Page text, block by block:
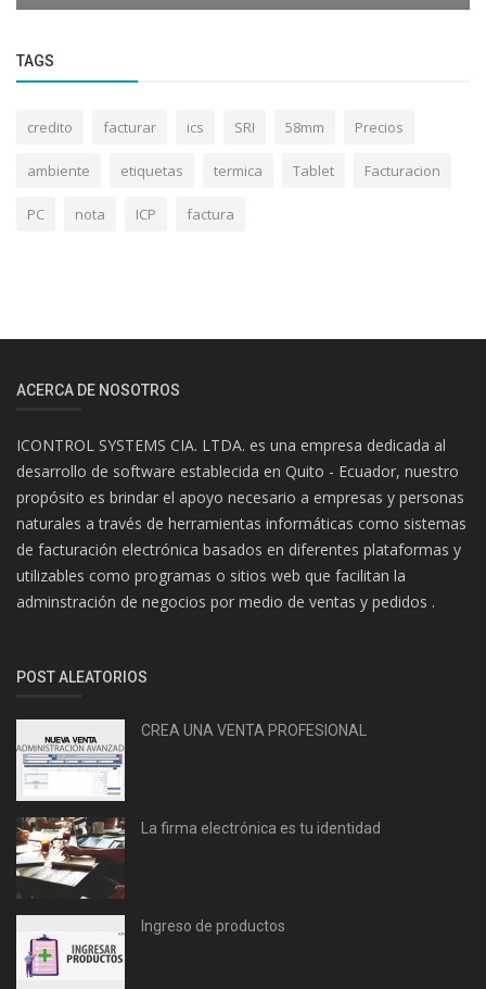
TAGS
credito facturar ics SRI 58mm Precios
ambiente etiquetas termica Tablet Facturacion
PC nota ICP factura
ACERCA DE NOSOTROS
ICONTROL SYSTEMS CIA. LTDA. es una empresa dedicada al
desarrollo de software establecida en Quito - Ecuador, nuestro
propósito es brindar el apoyo necesario a empresas y personas
naturales a través de herramientas informáticas como sistemas
de facturación electrónica basados en diferentes plataformas y
utilizables como programas o sitios web que facilitan la
adminstración de negocios por medio de ventas y pedidos .
POST ALEATORIOS
CREA UNA VENTA PROFESIONAL
La firma electrónica es tu identidad
Ingreso de productos